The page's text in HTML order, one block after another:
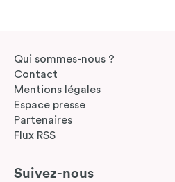
Qui sommes-nous ?
Contact
Mentions légales
Espace presse
Partenaires
Flux RSS
Suivez-nous